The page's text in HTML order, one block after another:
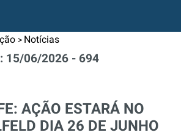
> Notícias
15/06/2026 - 694
AÇÃO ESTARÁ NO
DIA 26 DE JUNHO